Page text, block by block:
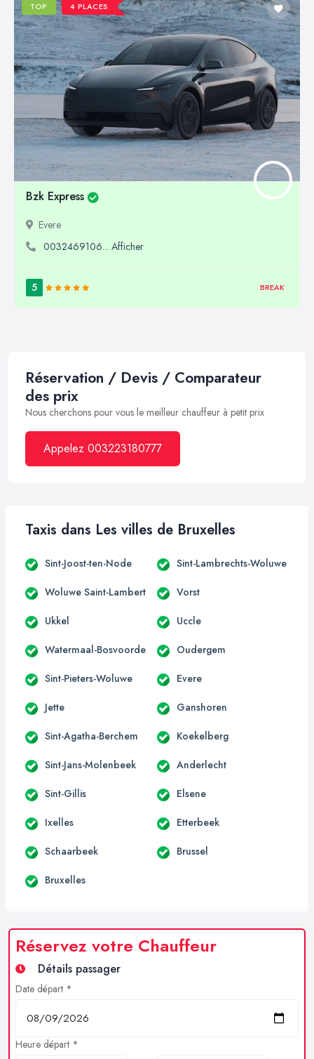
TOP 4 PLACES
Bzk Express
Evere
0032469106... Afficher
5 BREAK
Réservation / Devis / Comparateur
des prix
Nous cherchons pour vous le meilleur chauffeur à petit prix
Appelez 003223180777
Taxis dans Les villes de Bruxelles
Sint-Joost-ten-Node Sint-Lambrechts-Woluwe
Woluwe Saint-Lambert Vorst
Ukkel Uccle
Watermaal-Bosvoorde Oudergem
Sint-Pieters-Woluwe Evere
Jette Ganshoren
Sint-Agatha-Berchem Koekelberg
Sint-Jans-Molenbeek Anderlecht
Sint-Gillis Elsene
Ixelles Etterbeek
Schaarbeek Brussel
Bruxelles
Réservez votre Chauffeur
Détails passager
Date départ *
Heure départ *